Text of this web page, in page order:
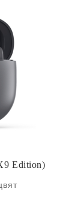
Edition)